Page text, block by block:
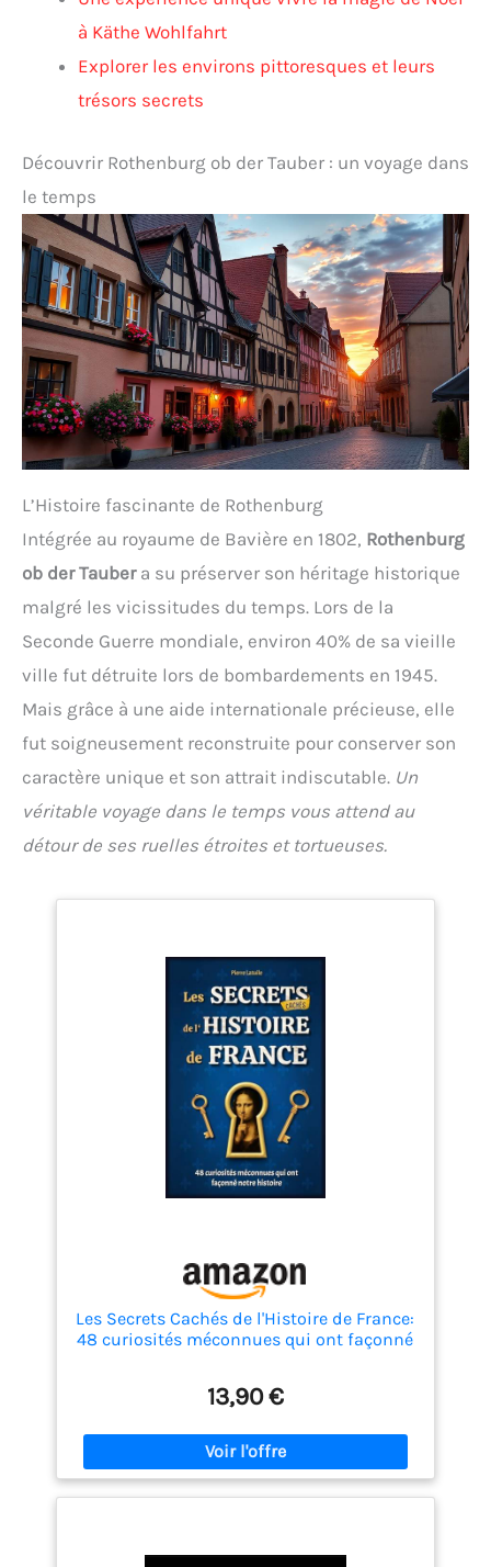
à Käthe Wohlfahrt
Explorer les environs pittoresques et leurs
trésors secrets
Découvrir Rothenburg ob der Tauber : un voyage dans
le temps
L’Histoire fascinante de Rothenburg
Intégrée au royaume de Bavière en 1802, Rothenburg
ob der Taubera su préserver son héritage historique
malgré les vicissitudes du temps. Lors de la
Seconde Guerre mondiale, environ 40% de sa vieille
ville fut détruite lors de bombardements en 1945.
Mais grâce à une aide internationale précieuse, elle
fut soigneusement reconstruite pour conserver son
caractère unique et son attrait indiscutable. Un
véritable voyage dans le temps vous attend au
détour de ses ruelles étroites et tortueuses.
Les Secrets Cachés de l'Histoire de France:
48 curiosités méconnues qui ont façonné
13,90 €